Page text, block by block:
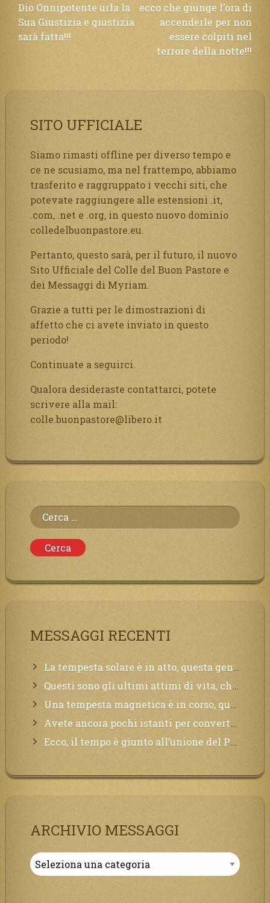
Dio Onnipotente urla la
Sua Giustizia e giustizia
sarà fatta!!!
ecco che giunge l’ora di
accenderle per non
essere colpiti nel
terrore della notte!!!
SITO UFFICIALE
Siamo rimasti offline per diverso tempo e
ce ne scusiamo, ma nel frattempo, abbiamo
trasferito e raggruppato i vecchi siti, che
potevate raggiungere alle estensioni .it,
.com, .net e .org, in questo nuovo dominio
colledelbuonpastore.eu.
Pertanto, questo sarà, per il futuro, il nuovo
Sito Ufficiale del Colle del Buon Pastore e
dei Messaggi di Myriam.
Grazie a tutti per le dimostrazioni di
affetto che ci avete inviato in questo
periodo!
Continuate a seguirci.
Qualora desideraste contattarci, potete
scrivere alla mail:
colle.buonpastore@libero.it
Ricerca
per:
MESSAGGI RECENTI
La tempesta solare è in atto, questa generazione soffrirà molto, la Terra arderà, l’acqua sarà contaminata, il cibo non sarà più nelle vostre mense.
Questi sono gli ultimi attimi di vita, chi si vuole salvare Mi chiami in suo aiuto.
Una tempesta magnetica è in corso, questa generazione patirà. Il black out non tarderà ad arrivare e tutta la Terra sarà oscurata.
Avete ancora pochi istanti per convertirvi, non perdete tempo, la sciagura arriverà all’improvviso e per chi non si sarà preparato saranno dolori.
Ecco, il tempo è giunto all’unione del Padre con il figlio, non avete che da attendere pochissimo.
ARCHIVIO MESSAGGI
Archivio
Messaggi